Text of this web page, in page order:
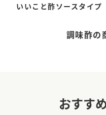
いいこと酢ソースタイプ
調味酢の
おすす